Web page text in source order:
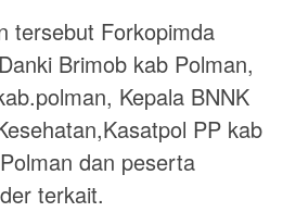
tersebut Forkopimda
Brimob kab Polman,
Kepala BNNK
PP kab
dan peserta
terkait.